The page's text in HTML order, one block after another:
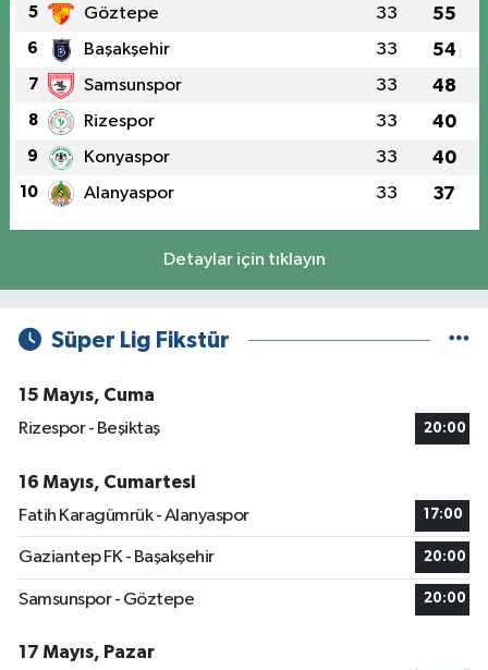
5 Göztepe 33 55
6 Başakşehir 33 54
7 Samsunspor 33 48
8 Rizespor 33 40
9 Konyaspor 33 40
10 Alanyaspor 33 37
Detaylar için tıklayın
Süper Lig Fikstür
15 Mayıs, Cuma
Rizespor - Beşiktaş
20:00
16 Mayıs, Cumartesi
Fatih Karagümrük - Alanyaspor
17:00
Gaziantep FK - Başakşehir 20:00
Samsunspor - Göztepe 20:00
17 Mayıs, Pazar